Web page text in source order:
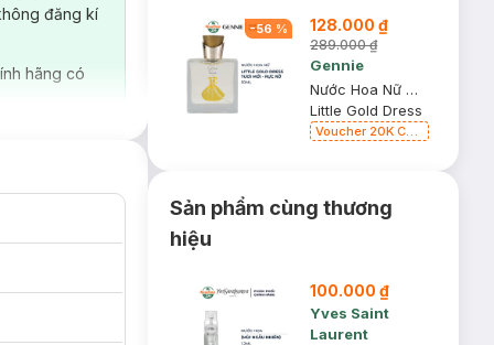
đăng kí
hãng có
-56 % 128.000 ₫
289.000 ₫
Gennie
Nước Hoa Nữ Gennie Little Gold Dress 50ml
Little Gold Dress
Voucher 20K Cho
Gennie, Parision
(SL có hạn)
Sản phẩm cùng thương
hiệu
100.000 ₫
Yves Saint
Laurent